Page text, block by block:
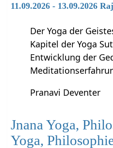
11.09.2026 - 13.09.2026
Der Yoga der
Kapitel der Yoga
Entwicklung der
Pranavi Deventer
Jnana Yoga,
Yoga,